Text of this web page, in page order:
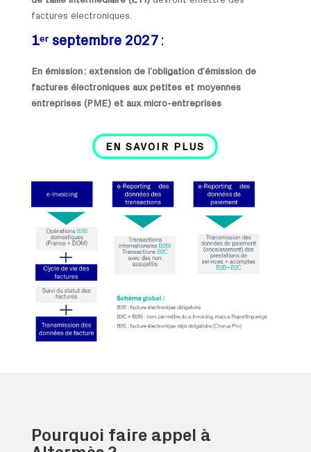
factures électroniques.
1ᵉʳ septembre 2027:
En émission : extension de l’obligation d’émission de
factures électroniques aux petites et moyennes
entreprises (PME) et aux micro-entreprises
EN SAVOIR PLUS
Pourquoi faire appel à